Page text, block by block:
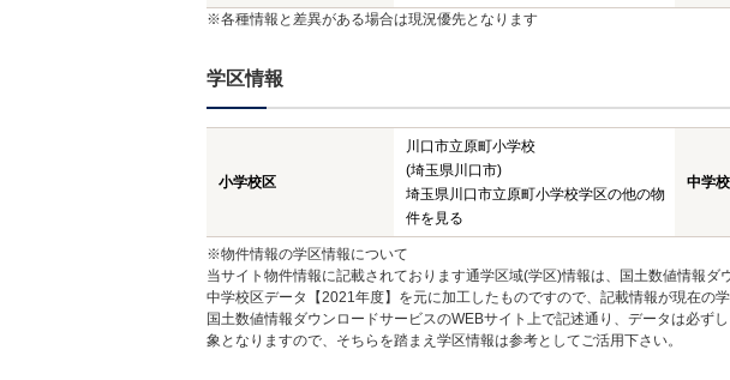
※各種情報と差異がある場合は現況優先となります
学区情報
小学校区
川口市立原町小学校
(埼玉県川口市)
埼玉県川口市立原町小学校学区の他の物
件を見る
中学
※物件情報の学区情報について
当サイト物件情報に記載されております通学区域(学区)情報は、国土数値情報
中学校区データ【2021年度】を元に加工したものですので、記載情報が現在の
国土数値情報ダウンロードサービスのWEBサイト上で記述通り、データは必ず
象となりますので、そちらを踏まえ学区情報は参考としてご活用下さい。